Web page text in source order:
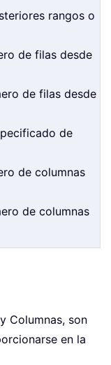
rangos o
de filas desde
de filas desde
de
de columnas
de columnas
Columnas, son
en la